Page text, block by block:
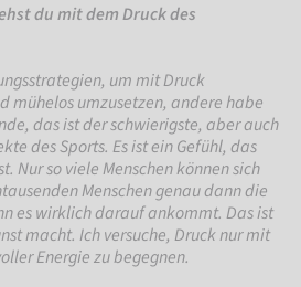
du mit dem Druck des
um mit Druck
mühelos umzusetzen, andere habe
das ist der schwierigste, aber auch
des Sports. Es ist ein Gefühl, das
Nur so viele Menschen können sich
Menschen genau dann die
es wirklich darauf ankommt. Das ist
macht. Ich versuche, Druck nur mit
Energie zu begegnen.